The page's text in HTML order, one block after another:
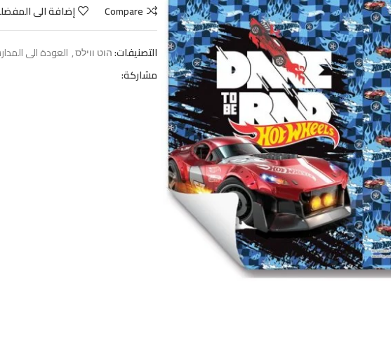
Compare إضافة الى
التصنيفات:הוט ווילס, العودة الى
مشاركة: